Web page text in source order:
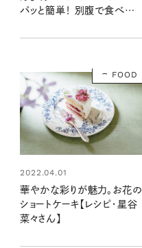
パッと簡単！ 別腹で食べたい
こさん
FOOD
2022.04.01
華やかな彩りが魅力。お花の
ショートケーキ【レシピ・星谷
菜々さん】